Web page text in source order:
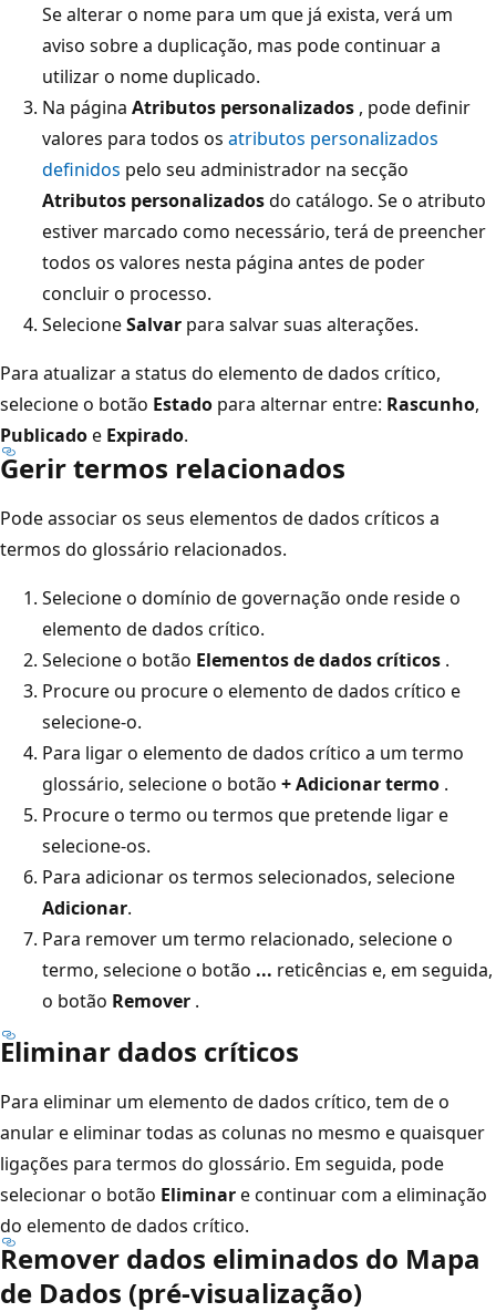
Se alterar o nome para um que já exista, verá um
aviso sobre a duplicação, mas pode continuar a
utilizar o nome duplicado.
Na página Atributos personalizados , pode definir
valores para todos os atributos personalizados
definidos pelo seu administrador na secção
Atributos personalizadosdo catálogo. Se o atributo
estiver marcado como necessário, terá de preencher
todos os valores nesta página antes de poder
concluir o processo.
SelecioneSalvar para salvar suas alterações.
Para atualizar a status do elemento de dados crítico,
selecione o botão Estado para alternar entre: Rascunho,
Publicadoe Expirado.
Gerir termos relacionados
Pode associar os seus elementos de dados críticos a
termos do glossário relacionados.
Selecione o domínio de governação onde reside o
elemento de dados crítico.
Selecione o botão Elementos de dados críticos .
Procure ou procure o elemento de dados crítico e
selecione-o.
Para ligar o elemento de dados crítico a um termo
glossário, selecione o botão + Adicionar termo .
Procure o termo ou termos que pretende ligar e
selecione-os.
Para adicionar os termos selecionados, selecione
Adicionar.
Para remover um termo relacionado, selecione o
termo, selecione o botão ... reticências e, em seguida,
o botão Remover .
Eliminar dados críticos
Para eliminar um elemento de dados crítico, tem de o
anular e eliminar todas as colunas no mesmo e quaisquer
ligações para termos do glossário. Em seguida, pode
selecionar o botão Eliminare continuar com a eliminação
do elemento de dados crítico.
Remover dados eliminados do Mapa
de Dados (pré-visualização)